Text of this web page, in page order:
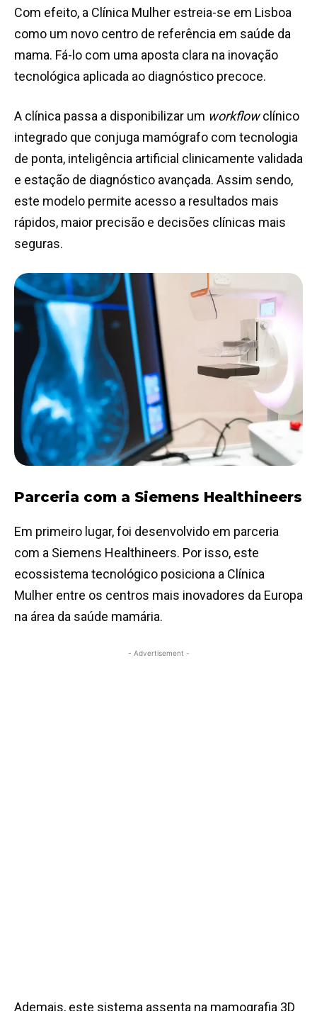
Com efeito, a Clínica Mulher estreia-se em Lisboa
como um novo centro de referência em saúde da
mama. Fá-lo com uma aposta clara na inovação
tecnológica aplicada ao diagnóstico precoce.
A clínica passa a disponibilizar um workflowclínico
integrado que conjuga mamógrafo com tecnologia
de ponta, inteligência artificial clinicamente validada
e estação de diagnóstico avançada. Assim sendo,
este modelo permite acesso a resultados mais
rápidos, maior precisão e decisões clínicas mais
seguras.
Parceria com a Siemens Healthineers
Em primeiro lugar, foi desenvolvido em parceria
com a Siemens Healthineers. Por isso, este
ecossistema tecnológico posiciona a Clínica
Mulher entre os centros mais inovadores da Europa
na área da saúde mamária.
- Advertisement -
Ademais, este sistema assenta na mamografia 3D